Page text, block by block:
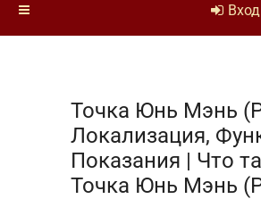
Вход
Точка Юнь Мэнь
Локализация,
Показания | Что
Точка Юнь Мэнь